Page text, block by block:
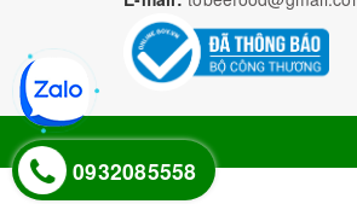
0932085558